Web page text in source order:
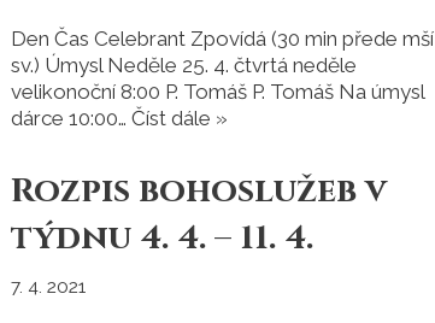
Den Čas Celebrant Zpovídá (30 min přede mší
sv.) Úmysl Neděle 25. 4. čtvrtá neděle
velikonoční 8:00 P. Tomáš P. Tomáš Na úmysl
dárce 10:00… Číst dále »
Rozpis bohoslužeb v
týdnu 4. 4. – 11. 4.
7. 4. 2021